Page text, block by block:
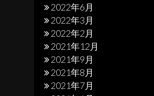
2022年6月
2022年3月
2022年2月
2021年12月
2021年9月
2021年8月
2021年7月